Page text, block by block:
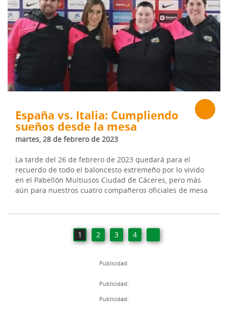
España vs. Italia: Cumpliendo
sueños desde la mesa
martes, 28 de febrero de 2023
La tarde del 26 de febrero de 2023 quedará para el
recuerdo de todo el baloncesto extremeño por lo vivido
en el Pabellón Multiusos Ciudad de Cáceres, pero más
aún para nuestros cuatro compañeros oficiales de mesa
1 2 3 4
Publicidad:
Publicidad:
Publicidad: